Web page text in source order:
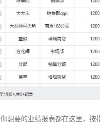
你想要的业绩报表都在这里，按